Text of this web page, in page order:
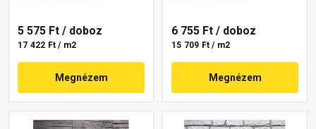
5 575 Ft / doboz
17 422 Ft / m2
Megnézem
6 755 Ft / doboz
15 709 Ft / m2
Megnézem